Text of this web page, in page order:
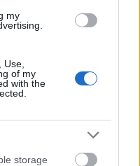
my
of my
with the
storage
egy teljesen új
Amíg az idő
Ha valami
hordozó
filmed!